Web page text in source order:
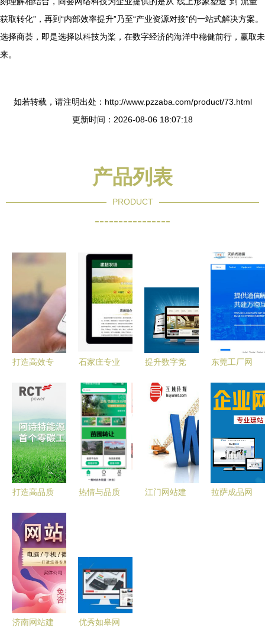
获取转化”，再到“内部效率提升”乃至“产业资源对接”的一站式解决方案。
选择商荟，即是选择以科技为桨，在数字经济的海洋中稳健前行，赢取未
来。
如若转载，请注明出处：http://www.pzzaba.com/product/73.html
更新时间：2026-08-06 18:07:18
产品列表
PRODUCT
----------------
打造高效专
设服务 从
全流程解析
石家庄专业
网站建设服
务全攻略
提升数字竞
庄网站建设
服务的专业
指南
东莞工厂网
与青岛外放
手工活工厂
打造高品质
目 六大核
心服务解析
【用科技为
企业赋能
Step2】
热情与品质
心价值
江门网站建
拉萨成品网
济南网站建
优秀如皋网